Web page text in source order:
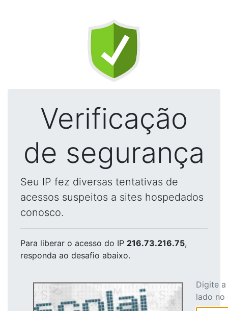
Verificação
de segurança
Seu IP fez diversas tentativas de
acessos suspeitos a sites hospedados
conosco.
Para liberar o acesso do IP 216.73.216.75,
responda ao desafio abaixo.
Digite
lado no